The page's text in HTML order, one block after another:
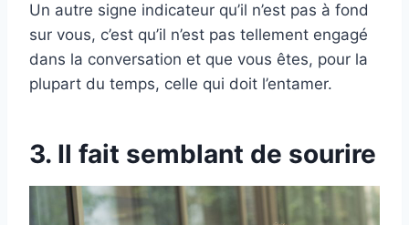
Un autre signe indicateur qu’il n’est pas à fond
sur vous, c’est qu’il n’est pas tellement engagé
dans la conversation et que vous êtes, pour la
plupart du temps, celle qui doit l’entamer.
3. Il fait semblant de sourire